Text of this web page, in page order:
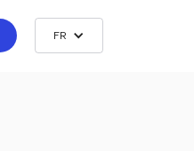
FR